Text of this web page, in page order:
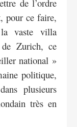
de l’ordre
pour ce faire,
vaste villa
Zurich, ce
national »
politique,
plusieurs
très en